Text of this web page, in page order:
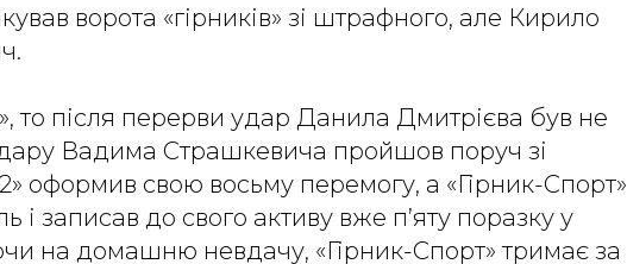
ворота «гірників» зі штрафного, але Кирило
то після перерви удар Данила Дмитрієва був не
Вадима Страшкевича пройшов поруч зі
оформив свою восьму перемогу, а «Гірник-Спорт»
і записав до свого активу вже п’яту поразку у
на домашню невдачу, «Гірник-Спорт» тримає за